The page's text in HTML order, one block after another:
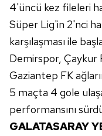
4'üncü kez fileleri
Süper Lig'in 2'nci
karşılaşması ile
Demirspor, Çaykur
Gaziantep FK
5 maçta 4 gole
performansını
GALATASARAY